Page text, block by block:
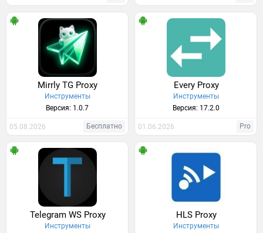
Mirrly TG Proxy
Инструменты
Версия: 1.0.7
05.08.2026 Бесплатно
Every Proxy
Инструменты
Версия: 17.2.0
01.06.2026 Pro
Telegram WS Proxy
Инструменты
HLS Proxy
Инструменты